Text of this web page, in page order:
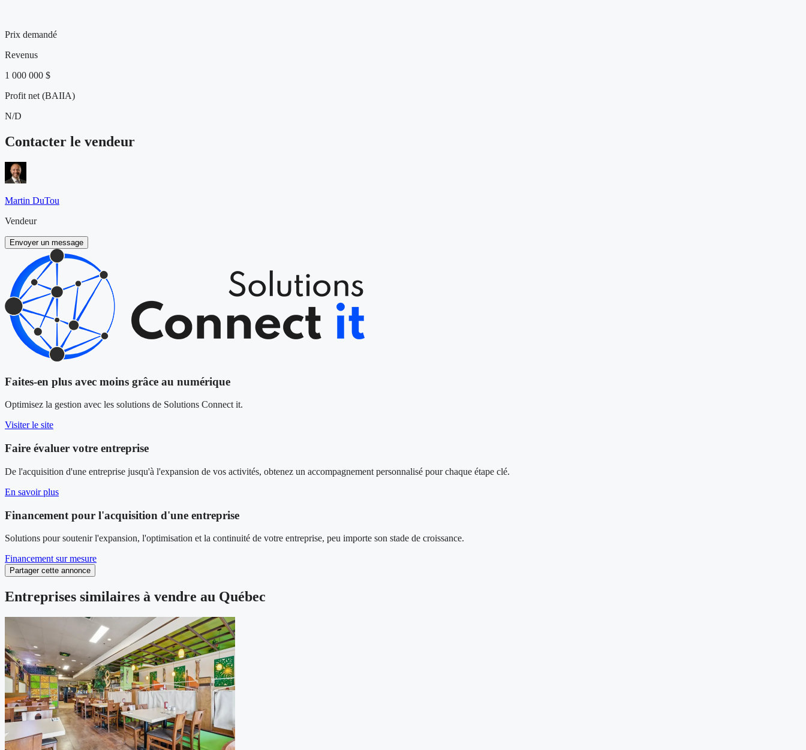
Prix demandé
Revenus
1 000 000 $
Profit net (BAIIA)
N/D
Contacter le vendeur
Martin DuTou
Vendeur
Envoyer un message
Faites-en plus avec moins grâce au numérique
Optimisez la gestion avec les solutions de Solutions Connect it.
Visiter le site
Faire évaluer votre entreprise
De l'acquisition d'une entreprise jusqu'à l'expansion de vos activités, obtenez un accompagnement personnalisé pour chaque étape clé.
En savoir plus
Financement pour l'acquisition d'une entreprise
Solutions pour soutenir l'expansion, l'optimisation et la continuité de votre entreprise, peu importe son stade de croissance.
Financement sur mesure
Partager cette annonce
Entreprises similaires à vendre au Québec